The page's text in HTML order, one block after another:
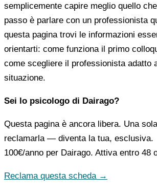
semplicemente capire meglio quello
passo è parlare con un professionista
questa pagina trovi le informazioni
orientarti: come funziona il primo
come scegliere il professionista adatto
situazione.
Sei lo psicologo di Dairago?
Questa pagina è ancora libera. Una
reclamarla — diventa la tua, esclusiva.
100€/anno per Dairago. Attiva entro 48
Reclama questa scheda →